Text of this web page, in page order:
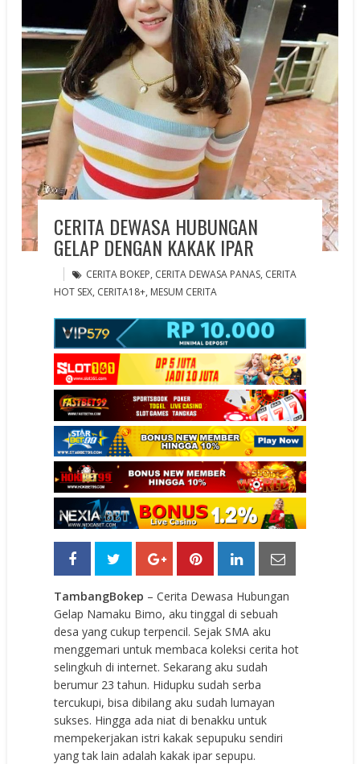
CERITA DEWASA HUBUNGAN
GELAP DENGAN KAKAK IPAR
CERITA BOKEP, CERITA DEWASA PANAS, CERITA
HOT SEX, CERITA18+, MESUM CERITA
TambangBokep – Cerita Dewasa Hubungan
Gelap Namaku Bimo, aku tinggal di sebuah
desa yang cukup terpencil. Sejak SMA aku
menggemari untuk membaca koleksi cerita hot
selingkuh di internet. Sekarang aku sudah
berumur 23 tahun. Hidupku sudah serba
tercukupi, bisa dibilang aku sudah lumayan
sukses. Hingga ada niat di benakku untuk
mempekerjakan istri kakak sepupuku sendiri
yang tak lain adalah kakak ipar sepupu.